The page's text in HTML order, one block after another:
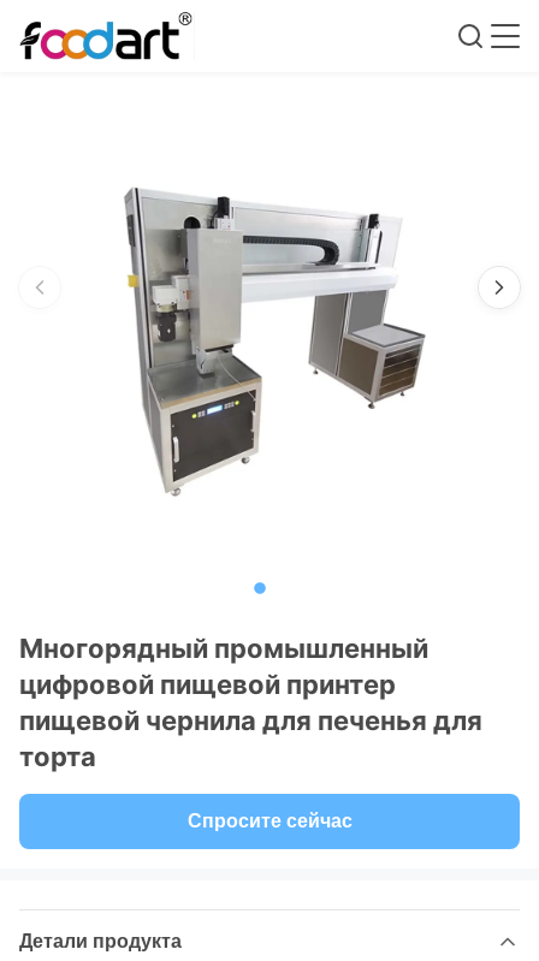
Многорядный промышленный
цифровой пищевой принтер
пищевой чернила для печенья для
торта
Спросите сейчас
Детали продукта